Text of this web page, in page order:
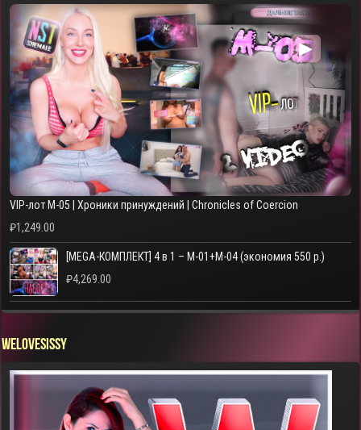
▶
VIP-лот M-05 | Хроники принуждений | Chronicles of Coercion
₽1,249.00
[MEGA-КОМПЛЕКТ] 4 в 1 – M-01+M-04 (экономия 550 р.)
₽4,269.00
WELOVESISSY